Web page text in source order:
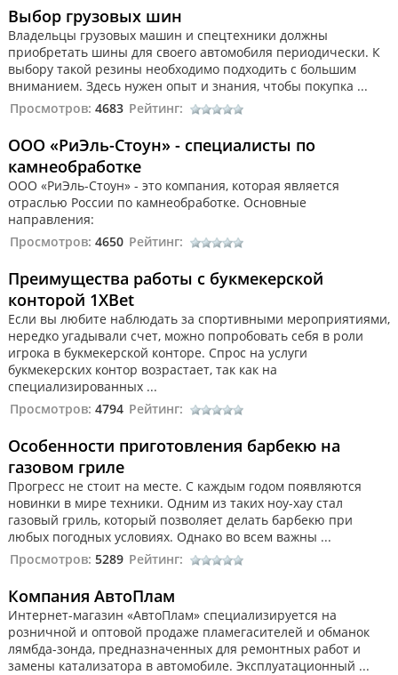
Выбор грузовых шин
Владельцы грузовых машин и спецтехники должны
приобретать шины для своего автомобиля периодически. К
выбору такой резины необходимо подходить с большим
вниманием. Здесь нужен опыт и знания, чтобы покупка ...
Просмотров: 4683 Рейтинг:
ООО «РиЭль-Стоун» - специалисты по
камнеобработке
ООО «РиЭль-Стоун» - это компания, которая является
отраслью России по камнеобработке. Основные
направления:
Просмотров: 4650 Рейтинг:
Преимущества работы с букмекерской
конторой 1XBet
Если вы любите наблюдать за спортивными мероприятиями,
нередко угадывали счет, можно попробовать себя в роли
игрока в букмекерской конторе. Спрос на услуги
букмекерских контор возрастает, так как на
специализированных ...
Просмотров: 4794 Рейтинг:
Особенности приготовления барбекю на
газовом гриле
Прогресс не стоит на месте. С каждым годом появляются
новинки в мире техники. Одним из таких ноу-хау стал
газовый гриль, который позволяет делать барбекю при
любых погодных условиях. Однако во всем важны ...
Просмотров: 5289 Рейтинг:
Компания АвтоПлам
Интернет-магазин «АвтоПлам» специализируется на
розничной и оптовой продаже пламегасителей и обманок
лямбда-зонда, предназначенных для ремонтных работ и
замены катализатора в автомобиле. Эксплуатационный ...